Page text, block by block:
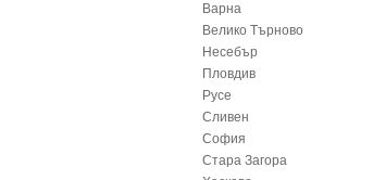
Бронхит и пневмония при
Варицела
Висока температура на
Възпаление на ушите на
Глисти
Грижа за пъпа на
Грип при бебето и детето
Гърч
Варна
Велико Търново
Несебър
Пловдив
Русе
Сливен
София
Стара Загора